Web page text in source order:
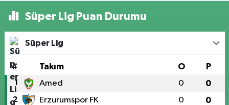
Süper Lig Puan Durumu
Süper Lig
# Takım O P
1 Amed 0 0
2 Erzurumspor FK 0 0